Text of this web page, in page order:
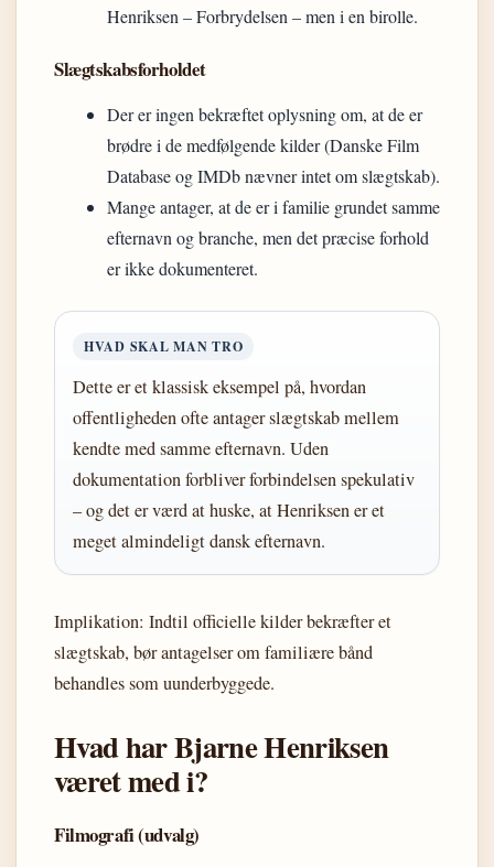
Henriksen – Forbrydelsen – men i en birolle.
Slægtskabsforholdet
Der er ingen bekræftet oplysning om, at de er
brødre i de medfølgende kilder (Danske Film
Database og IMDb nævner intet om slægtskab).
Mange antager, at de er i familie grundet samme
efternavn og branche, men det præcise forhold
er ikke dokumenteret.
HVAD SKAL MAN TRO
Dette er et klassisk eksempel på, hvordan
offentligheden ofte antager slægtskab mellem
kendte med samme efternavn. Uden
dokumentation forbliver forbindelsen spekulativ
– og det er værd at huske, at Henriksen er et
meget almindeligt dansk efternavn.
Implikation: Indtil officielle kilder bekræfter et
slægtskab, bør antagelser om familiære bånd
behandles som uunderbyggede.
Hvad har Bjarne Henriksen
været med i?
Filmografi (udvalg)